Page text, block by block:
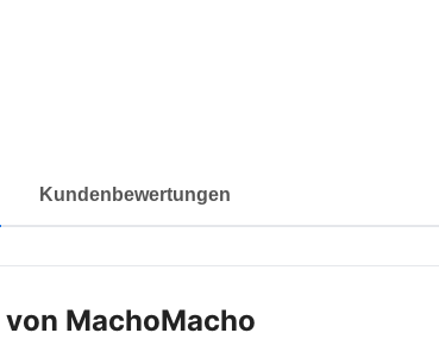
Kundenbewertungen
MachoMacho